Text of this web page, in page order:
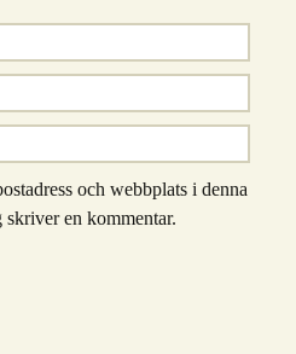
och webbplats i denna
skriver en kommentar.